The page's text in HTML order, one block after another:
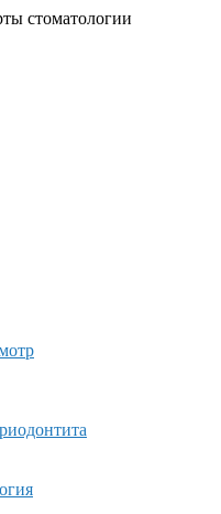
стоматологии